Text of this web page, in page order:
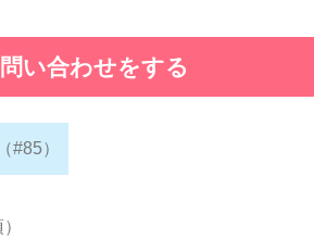
い合わせをする
#85）